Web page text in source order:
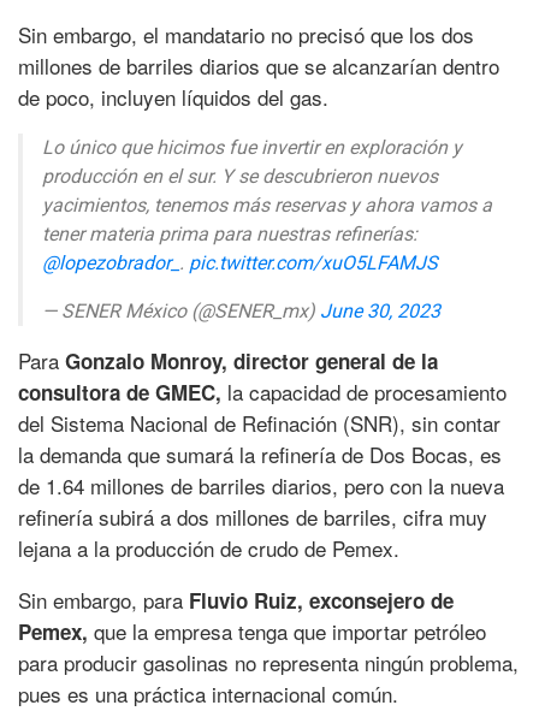
Sin embargo, el mandatario no precisó que los dos
millones de barriles diarios que se alcanzarían dentro
de poco, incluyen líquidos del gas.
Lo único que hicimos fue invertir en exploración y
producción en el sur. Y se descubrieron nuevos
yacimientos, tenemos más reservas y ahora vamos a
tener materia prima para nuestras refinerías:
@lopezobrador_ . pic.twitter.com/xuO5LFAMJS
— SENER México (@SENER_mx) June 30, 2023
Para Gonzalo Monroy, director general de la
consultora de GMEC, la capacidad de procesamiento
del Sistema Nacional de Refinación (SNR), sin contar
la demanda que sumará la refinería de Dos Bocas, es
de 1.64 millones de barriles diarios, pero con la nueva
refinería subirá a dos millones de barriles, cifra muy
lejana a la producción de crudo de Pemex.
Sin embargo, para Fluvio Ruiz, exconsejero de
Pemex, que la empresa tenga que importar petróleo
para producir gasolinas no representa ningún problema,
pues es una práctica internacional común.